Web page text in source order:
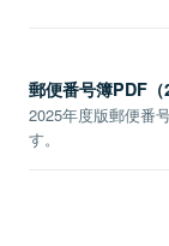
郵便番号簿PDF（
2025年度版郵便番
す。